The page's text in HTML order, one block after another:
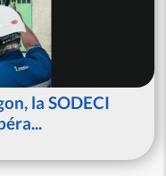
la SODECI